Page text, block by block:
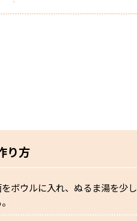
り方
ボウルに入れ、ぬるま湯を少し